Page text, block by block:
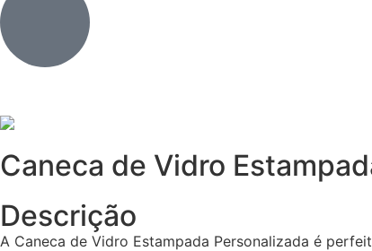
Caneca de Vidro
Descrição
A Caneca de Vidro Estampada Personalizada é